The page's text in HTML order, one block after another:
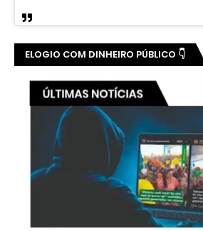
ELOGIO COM DINHEIRO PÚBLICO 👇